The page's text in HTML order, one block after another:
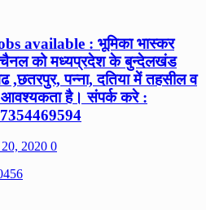
available : भूमिका भास्कर
चैनल को मध्यप्रदेश के बुन्देलखंड
,छतरपुर, पन्ना, दतिया में तहसील व
आवश्यकता है। संपर्क करे :
2020 0